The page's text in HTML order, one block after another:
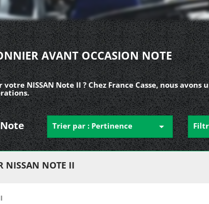
AVANT OCCASION NOTE
NISSAN Note II ? Chez France Casse, nous avons
Trier par : Pertinence 
NISSAN NOTE II